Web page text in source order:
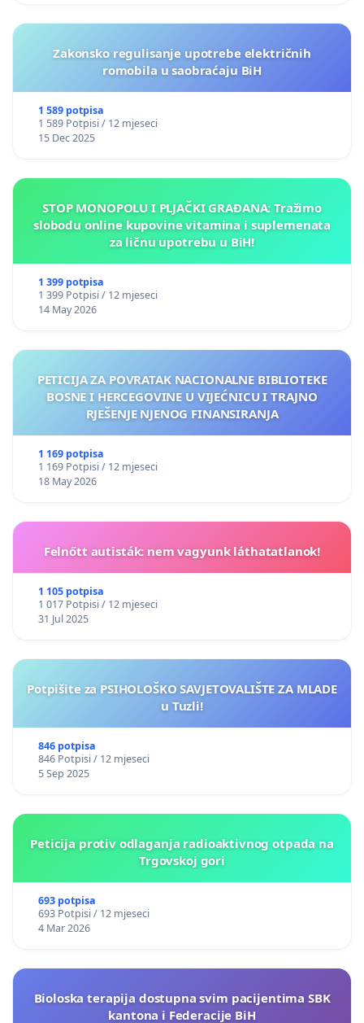
Zakonsko regulisanje upotrebe električnih
romobila u saobraćaju BiH
1 589 potpisa
1 589 Potpisi / 12 mjeseci
15 Dec 2025
STOP MONOPOLU I PLJAČKI GRAĐANA: Tražimo
slobodu online kupovine vitamina i suplemenata
za ličnu upotrebu u BiH!
1 399 potpisa
1 399 Potpisi / 12 mjeseci
14 May 2026
PETICIJA ZA POVRATAK NACIONALNE BIBLIOTEKE
BOSNE I HERCEGOVINE U VIJEĆNICU I TRAJNO
RJEŠENJE NJENOG FINANSIRANJA
1 169 potpisa
1 169 Potpisi / 12 mjeseci
18 May 2026
Felnőtt autisták: nem vagyunk láthatatlanok!
1 105 potpisa
1 017 Potpisi / 12 mjeseci
31 Jul 2025
Potpišite za PSIHOLOŠKO SAVJETOVALIŠTE ZA MLADE
u Tuzli!
846 potpisa
846 Potpisi / 12 mjeseci
5 Sep 2025
Peticija protiv odlaganja radioaktivnog otpada na
Trgovskoj gori
693 potpisa
693 Potpisi / 12 mjeseci
4 Mar 2026
Bioloska terapija dostupna svim pacijentima SBK
kantona i Federacije BiH